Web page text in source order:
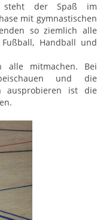
steht der Spaß im
mit gymnastischen
so ziemlich alle
Handball und
alle mitmachen. Bei
und die
ausprobieren ist die